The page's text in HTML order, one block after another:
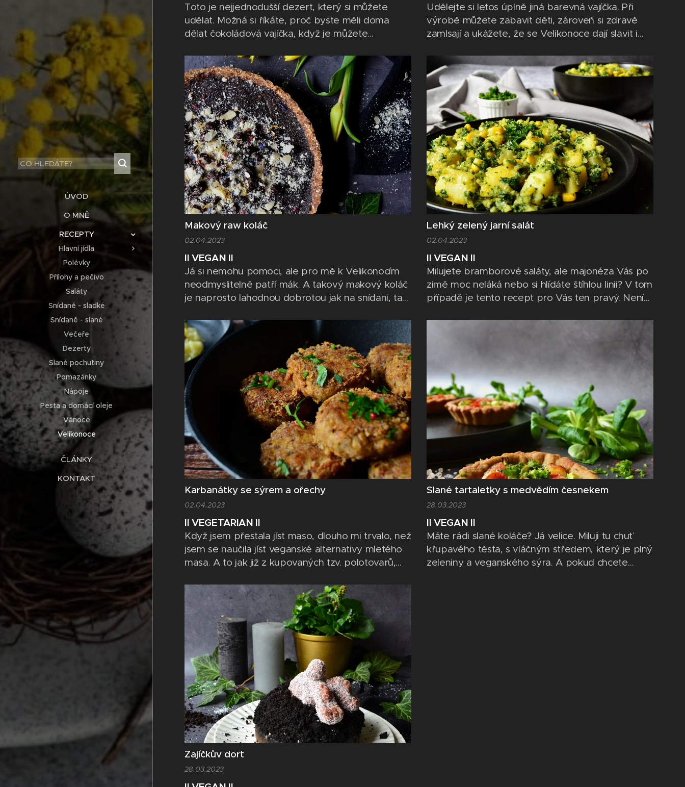
ÚVOD
O MNĚ
RECEPTY
Hlavní jídla
Polévky
Přílohy a pečivo
Saláty
Snídaně - sladké
Snídaně - slané
Večeře
Dezerty
Slané pochutiny
Pomazánky
Nápoje
Pesta a domácí oleje
Vánoce
Velikonoce
ČLÁNKY
KONTAKT
Toto je nejjednodušší dezert, který si můžete
udělat. Možná si říkáte, proč byste měli doma
dělat čokoládová vajíčka, když je můžete
udělat doma. Jedním z nich je ten, že můžete
zapojit celou rodinu a tím ji stmelit a zažijete u
toho určitě hodně zábavy. Dalším je, že...
Udělejte si letos úplně jiná barevná vajíčka. Při
výrobě můžete zabavit děti, zároveň si zdravě
zamlsají a ukážete, že se Velikonoce dají slavit i
receptu najdete, jsou přírodní, jsou z různých
lyofilizovaných plodů, jako je například spirulina,
mango, granátové jablko atd.... Tyto prášky...
Makový raw koláč
02.04.2023
II VEGAN II
Já si nemohu pomoci, ale pro mě k Velikonocím
neodmyslitelně patří mák. A takový makový koláč
je naprosto lahodnou dobrotou jak na snídani, tak
dobu, určitě víte, že miluji co nejpřirozenější a
nejčerstvější potraviny. Tím pádem je pro nás u
koláčů volba jasná a my si...
Lehký zelený jarní salát
02.04.2023
II VEGAN II
Milujete bramborové saláty, ale majonéza Vás po
zimě moc neláká nebo si hlídáte štíhlou linii? V tom
případě je tento recept pro Vás ten pravý. Není
salát, který Vás svojí lehkou chutí spíše nakopne,
než majonézový salát, po kterém se cítíte těžcí a
Karbanátky se sýrem a ořechy
02.04.2023
II VEGETARIAN II
Když jsem přestala jíst maso, dlouho mi trvalo, než
jsem se naučila jíst veganské alternativy mletého
masa. A to jak již z kupovaných tzv. polotovarů,
že jsem se to už naučila jíst. Navíc ze sójového
granulátu vařím již 20 let, takže jsem za tu dobu
vychytala tu správnou...
Slané tartaletky s medvědím česnekem
28.03.2023
II VEGAN II
Máte rádi slané koláče? Já velice. Miluji tu chuť
křupavého těsta, s vláčným středem, který je plný
zeleniny a veganského sýra. A pokud chcete
Zajíčkův dort
28.03.2023